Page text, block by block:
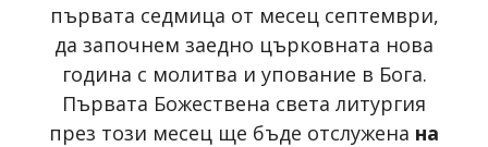
първата седмица от месец септември,
да започнем заедно църковната нова
година с молитва и упование в Бога.
Първата Божествена света литургия
през този месец ще бъде отслужена на